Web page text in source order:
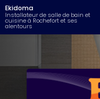
Aller
au
contenu
principal
Ekidoma
Installateur de salle de bain et
cuisine à Rochefort et ses
alentours